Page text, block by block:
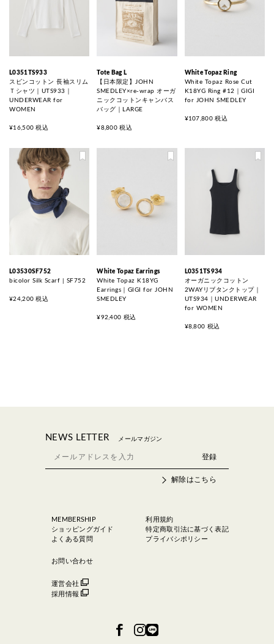
L0351TS933
スビンコットン 長袖スリム
Ｔシャツ｜UTS933｜
UNDERWEAR for
WOMEN
¥16,500 税込
Tote Bag L
【日本限定】JOHN
SMEDLEY×re-wrap オーガ
ニックコットンキャンバス
バッグ｜LARGE
¥8,800 税込
White Topaz Ring
White Topaz Rose Cut
K18YG Ring #12｜GIGI
for JOHN SMEDLEY
¥107,800 税込
L03530SF752
bicolor Silk Scarf | SF752
¥24,200 税込
White Topaz Earrings
White Topaz K18YG
Earrings｜GIGI for JOHN
SMEDLEY
¥92,400 税込
L0351TS934
オーガニックコットン
2WAYリブタンクトップ｜
UTS934｜UNDERWEAR
for WOMEN
¥8,800 税込
NEWS LETTER メールマガジン
解除はこちら
MEMBERSHIP
ショッピングガイド
よくある質問
お問い合わせ
運営会社
採用情報
利用規約
特定商取引法に基づく表記
プライバシポリシー